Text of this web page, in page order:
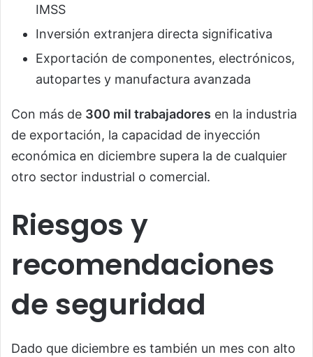
IMSS
Inversión extranjera directa significativa
Exportación de componentes, electrónicos,
autopartes y manufactura avanzada
Con más de 300 mil trabajadores en la industria
de exportación, la capacidad de inyección
económica en diciembre supera la de cualquier
otro sector industrial o comercial.
Riesgos y
recomendaciones
de seguridad
Dado que diciembre es también un mes con alto